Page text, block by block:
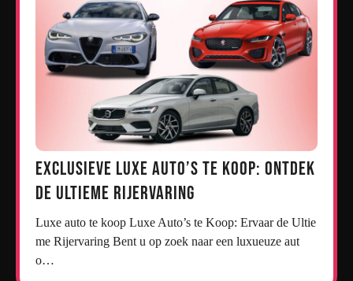
Exclusieve Luxe Auto’s te Koop: Ontdek
de Ultieme Rijervaring
Luxe auto te koop Luxe Auto’s te Koop: Ervaar de Ultie
me Rijervaring Bent u op zoek naar een luxueuze aut
o…